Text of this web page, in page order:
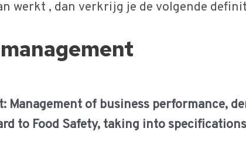
werkt , dan verkrijg je de volgende
Management of business performance,
to Food Safety, taking into